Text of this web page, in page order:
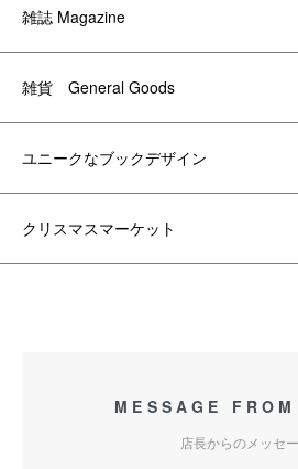
雑誌 Magazine
雑貨 General Goods
ユニークなブックデザイン
クリスマスマーケット
MESSAGE
店長からのメッセ